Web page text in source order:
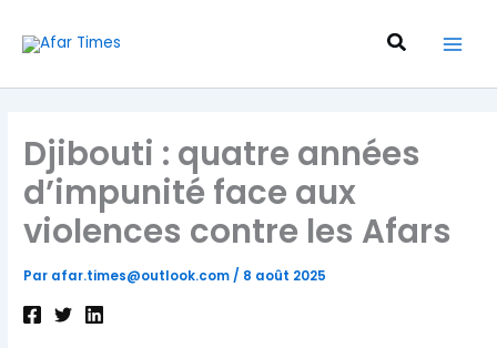
contenu
Djibouti : quatre années
d’impunité face aux
violences contre les Afars
Par afar.times@outlook.com / 8 août 2025